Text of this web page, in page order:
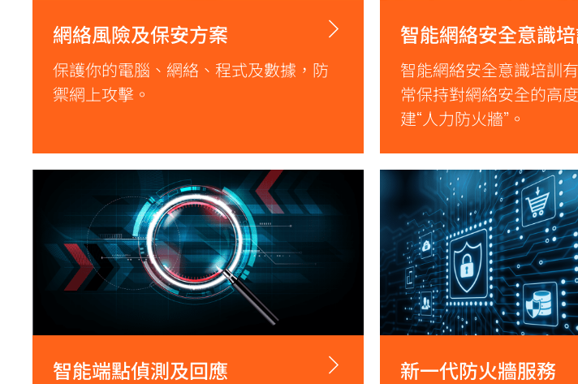
網絡風險及保安方案
保護你的電腦、網絡、程式及數據，防
禦網上攻擊。
智能網絡安全意識培
智能網絡安全意識培訓
常保持對網絡安全的高
建“人力防火牆”。
智能端點偵測及回應 新一代防火牆服務